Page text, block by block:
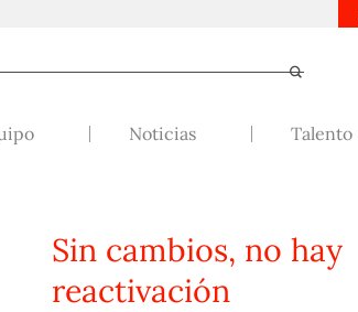
Noticias Talento
Sin cambios, no hay
reactivación